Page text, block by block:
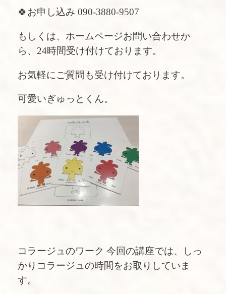
🍀お申し込み 090-3880-9507
もしくは、ホームページお問い合わせか
ら、24時間受け付けております。
お気軽にご質問も受け付けております。
可愛いぎゅっとくん。
コラージュのワーク 今回の講座では、しっ
かりコラージュの時間をお取りしていま
す。